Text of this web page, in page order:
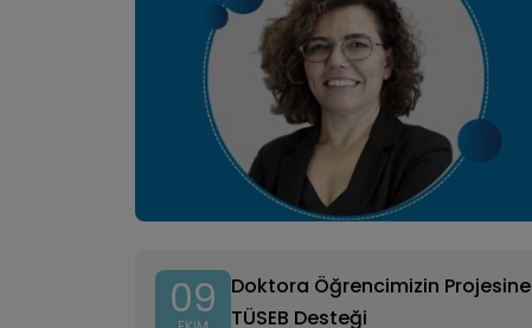
09
Doktora Öğrencimizin Projesine
TÜSEB Desteği